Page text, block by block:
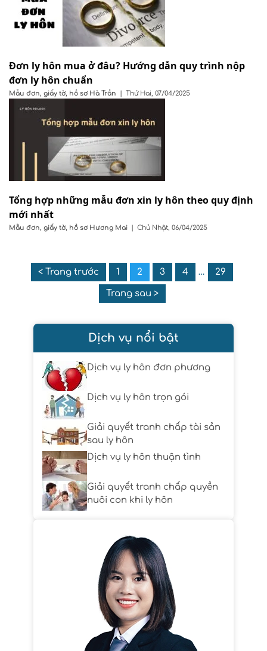
Đơn ly hôn mua ở đâu? Hướng dẫn quy trình nộp
đơn ly hôn chuẩn
Mẫu đơn, giấy tờ, hồ sơ Hà Trần | Thứ Hai, 07/04/2025
Tổng hợp những mẫu đơn xin ly hôn theo quy định
mới nhất
Mẫu đơn, giấy tờ, hồ sơ Hương Mai | Chủ Nhật, 06/04/2025
< Trang trước 1 2 3 4 … 29
Trang sau >
Dịch vụ nổi bật
Dịch vụ ly hôn đơn phương
Dịch vụ ly hôn trọn gói
Giải quyết tranh chấp tài sản
sau ly hôn
Dịch vụ ly hôn thuận tình
Giải quyết tranh chấp quyền
nuôi con khi ly hôn